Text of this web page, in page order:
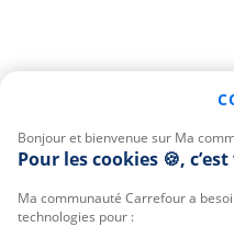
Bonjour et bienvenue sur Ma
Pour les cookies 🍪,
Ma communauté Carrefour a
technologies pour :